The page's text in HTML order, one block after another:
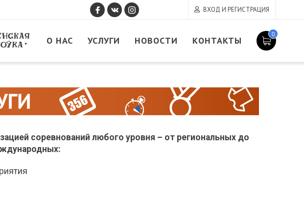
ВХОД И РЕГИСТРАЦИЯ
О НАС УСЛУГИ НОВОСТИ КОНТАКТЫ
0
соревнований любого уровня – от региональных до